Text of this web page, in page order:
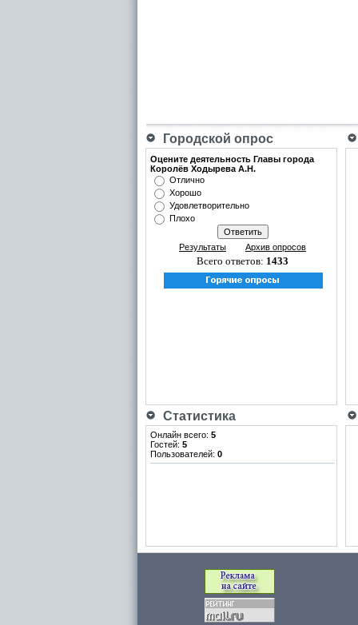
Городской опрос
Оцените деятельность Главы города
Королёв Ходырева А.Н.
Отлично
Хорошо
Удовлетворительно
Плохо
Результаты Архив опросов
Всего ответов: 1433
Статистика
Онлайн всего: 5
Гостей: 5
Пользователей: 0